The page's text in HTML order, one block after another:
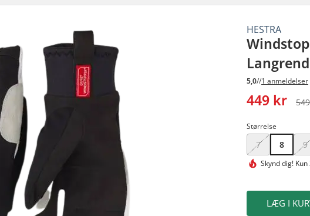
HESTRA
5,0//1 anmeldelser
449 kr
Størrelse
7 8 9
Skynd dig!
LÆG I